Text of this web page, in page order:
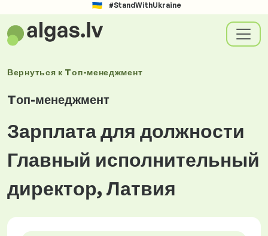
#StandWithUkraine
Вернуться к Tоп-менеджмент
Tоп-менеджмент
Зарплата для должности
Главный исполнительный
директор, Латвия